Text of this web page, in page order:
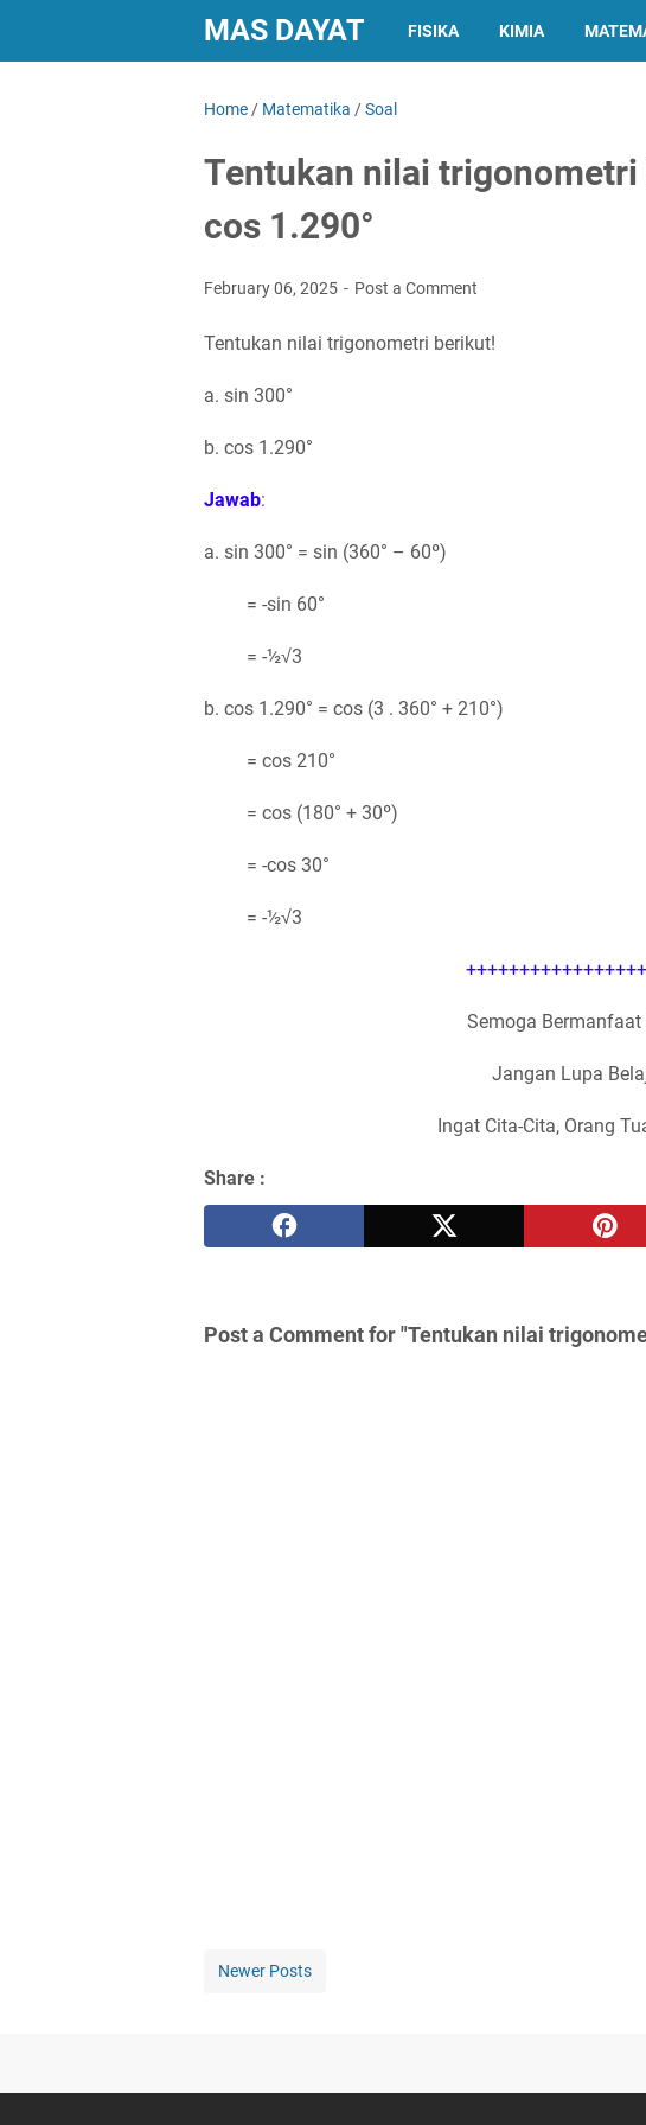
MAS DAYAT FISIKA KIMIA
Home / Matematika /Soal
Tentukan nilai trigonometri
cos 1.290°
February 06, 2025 Post a Comment
Tentukan nilai trigonometri berikut!
a. sin 300°
b. cos 1.290°
Jawab:
a. sin 300° = sin (360° – 60º)
= -sin 60°
= -½√3
b. cos 1.290° = cos (3 . 360° + 210°)
= cos 210°
= cos (180° + 30º)
= -cos 30°
= -½√3
Semoga Bermanfaat
Jangan Lupa
Ingat Cita-Cita, Orang
Share :
Post a Comment for "Tentukan nilai
Newer Posts